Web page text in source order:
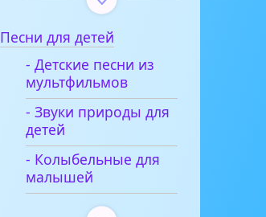
Песни для детей
- Детские песни из
мультфильмов
- Звуки природы для
детей
- Колыбельные для
малышей